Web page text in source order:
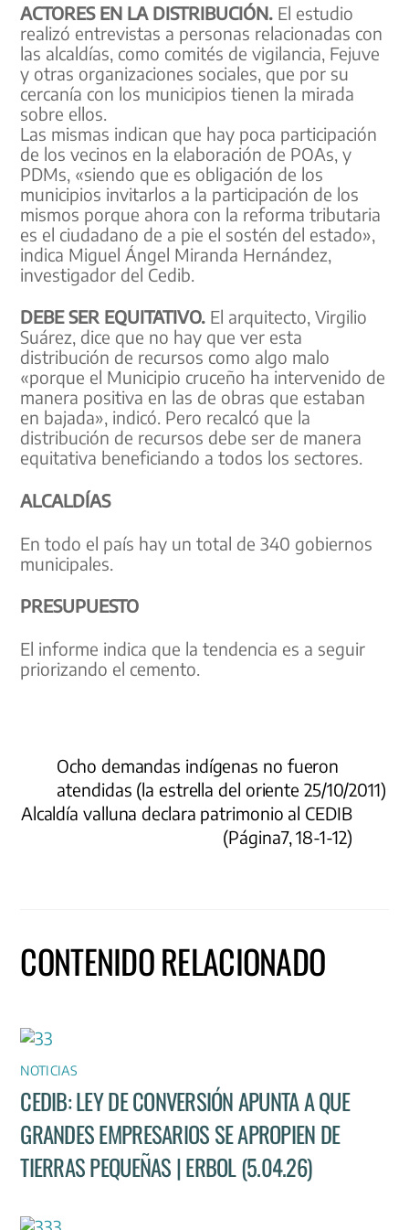
ACTORES EN LA DISTRIBUCIÓN. El estudio
realizó entrevistas a personas relacionadas con
las alcaldías, como comités de vigilancia, Fejuve
y otras organizaciones sociales, que por su
cercanía con los municipios tienen la mirada
sobre ellos.
Las mismas indican que hay poca participación
de los vecinos en la elaboración de POAs, y
PDMs, «siendo que es obligación de los
municipios invitarlos a la participación de los
mismos porque ahora con la reforma tributaria
es el ciudadano de a pie el sostén del estado»,
indica Miguel Ángel Miranda Hernández,
investigador del Cedib.
DEBE SER EQUITATIVO. El arquitecto, Virgilio
Suárez, dice que no hay que ver esta
distribución de recursos como algo malo
«porque el Municipio cruceño ha intervenido de
manera positiva en las de obras que estaban
en bajada», indicó. Pero recalcó que la
distribución de recursos debe ser de manera
equitativa beneficiando a todos los sectores.
ALCALDÍAS
En todo el país hay un total de 340 gobiernos
municipales.
PRESUPUESTO
El informe indica que la tendencia es a seguir
priorizando el cemento.
Ocho demandas indígenas no fueron
atendidas (la estrella del oriente 25/10/2011)
Alcaldía valluna declara patrimonio al CEDIB
(Página7, 18-1-12)
CONTENIDO RELACIONADO
NOTICIAS
CEDIB: LEY DE CONVERSIÓN APUNTA A QUE
GRANDES EMPRESARIOS SE APROPIEN DE
TIERRAS PEQUEÑAS | ERBOL (5.04.26)